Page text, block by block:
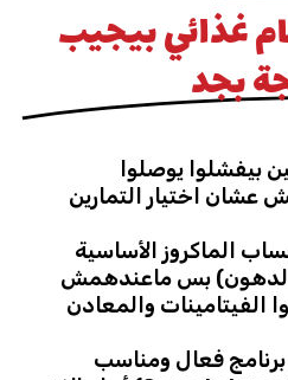
غذائي بيجيب
بجد
بيفشلوا يوصلوا
عشان اختيار التمارين
الماكروز الأساسية
الدهون) بس ماعندهمش
الفيتامينات والمعادن
فعال ومناسب